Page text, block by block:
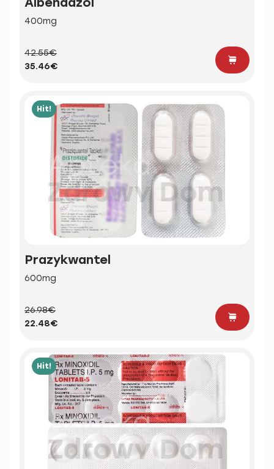
400mg
42.55€
35.46€
Hit!
Prazykwantel
600mg
26.98€
22.48€
Hit!